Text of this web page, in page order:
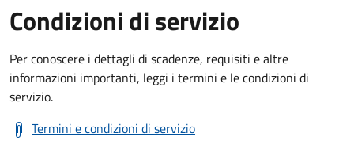
Condizioni di servizio
Per conoscere i dettagli di scadenze, requisiti e altre
informazioni importanti, leggi i termini e le condizioni di
servizio.
Termini e condizioni di servizio